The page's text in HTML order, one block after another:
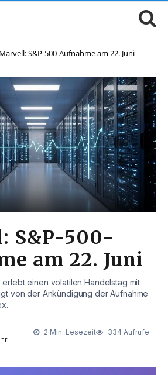
Marvell: S&P-500-Aufnahme am 22. Juni
S&P-500-
am 22. Juni
einen volatilen Handelstag mit
von der Ankündigung der Aufnahme
2 Min. Lesezeit 334 Aufrufe